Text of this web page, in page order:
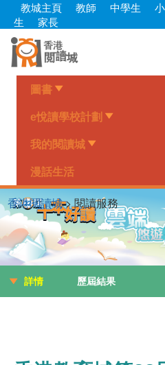
main
content
教城主頁 教師 中學生
生
家長
圖書
e悅讀學校計劃
我的閱讀城
漫話生活
香港閱讀城> 閱讀服務
詳情 歷屆結果